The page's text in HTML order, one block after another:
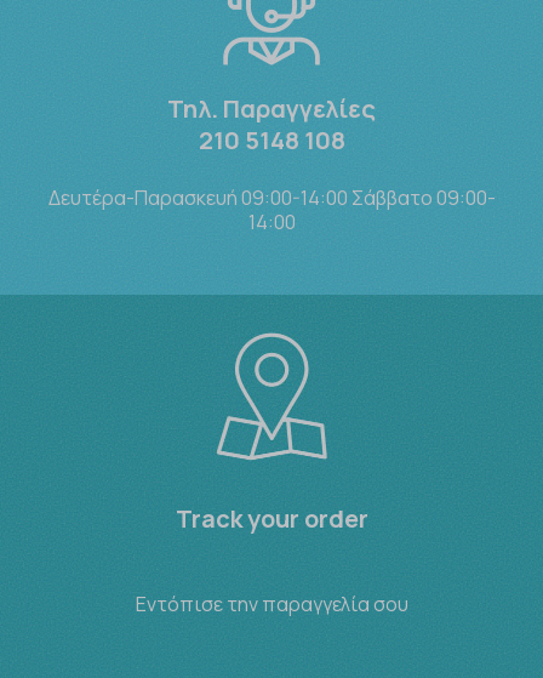
Τηλ. Παραγγελίες
210 5148 108
Δευτέρα-Παρασκευή 09:00-14:00 Σάββατο 09:00-
14:00
Track your order
Εντόπισε την παραγγελία σου